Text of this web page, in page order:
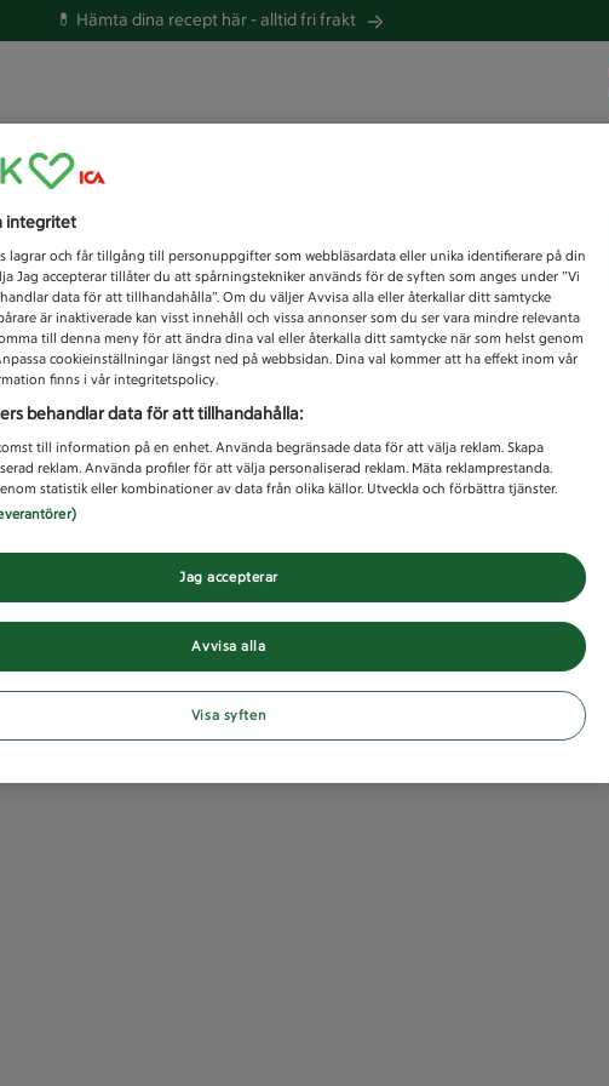
💊 Hämta dina recept här -alltid fri frakt
idag?
Unknown error
integritet
lagrar och får tillgång till personuppgifter som webbläsardata eller unika identifierare på din
Jag accepterar tillåter du att spårningstekniker används för de syften som anges under ”Vi
data för att tillhandahålla”. Om du väljer Avvisa alla eller återkallar ditt samtycke
är inaktiverade kan visst innehåll och vissa annonser som du ser vara mindre relevanta
till denna meny för att ändra dina val eller återkalla ditt samtycke när som helst genom
cookieinställningar längst ned på webbsidan. Dina val kommer att ha effekt inom vår
finns i vår integritetspolicy.
behandlar data för att tillhandahålla:
till information på en enhet. Använda begränsade data för att välja reklam. Skapa
reklam. Använda profiler för att välja personaliserad reklam. Mäta reklamprestanda.
statistik eller kombinationer av data från olika källor. Utveckla och förbättra tjänster.
Avvisa alla
Jag accepterar
Visa syften